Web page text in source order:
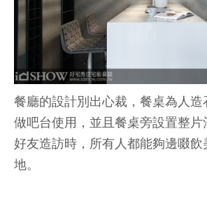
餐廳的設計別出心裁，餐桌為人造
做吧台使用，並且餐桌旁設置整片
好友造訪時，所有人都能夠邊啜飲
地。